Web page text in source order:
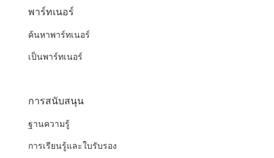
พาร์ทเนอร์
ค้นหาพาร์ทเนอร์
เป็นพาร์ทเนอร์
การสนับสนุน
ฐานความรู้
การเรียนรู้และใบรับรอง